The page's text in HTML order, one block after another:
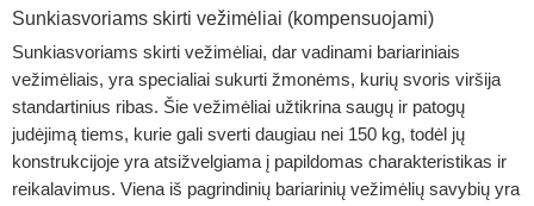
Sunkiasvoriams skirti vežimėliai (kompensuojami)
Sunkiasvoriams skirti vežimėliai, dar vadinami bariariniais
vežimėliais, yra specialiai sukurti žmonėms, kurių svoris viršija
standartinius ribas. Šie vežimėliai užtikrina saugų ir patogų
judėjimą tiems, kurie gali sverti daugiau nei 150 kg, todėl jų
konstrukcijoje yra atsižvelgiama į papildomas charakteristikas ir
reikalavimus. Viena iš pagrindinių bariarinių vežimėlių savybių yra